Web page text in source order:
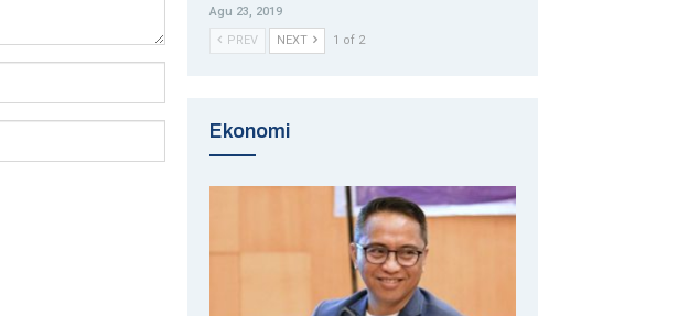
Agu 23, 2019
PREV
NEXT 1 of 2
Ekonomi